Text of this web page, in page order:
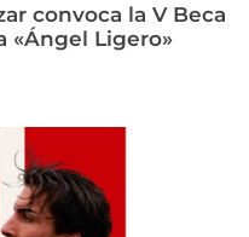
convoca la V Beca
«Ángel Ligero»